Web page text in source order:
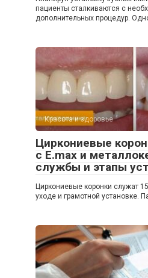
пациенты сталкиваются с
дополнительных процедур.
Красота и здоровье
Циркониевые
с E.max и
службы и этапы
Циркониевые коронки служат
уходе и грамотной установке.